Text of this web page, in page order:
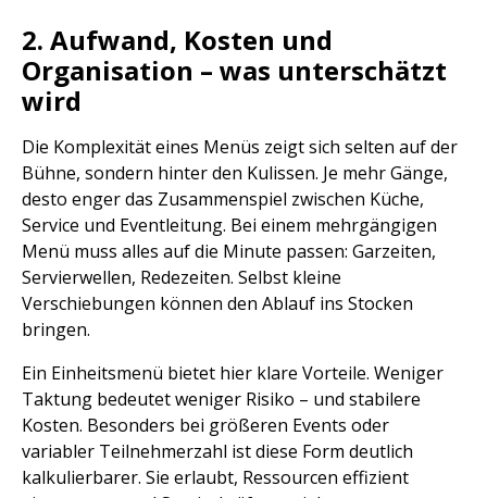
2. Aufwand, Kosten und
Organisation – was unterschätzt
wird
Die Komplexität eines Menüs zeigt sich selten auf der
Bühne, sondern hinter den Kulissen. Je mehr Gänge,
desto enger das Zusammenspiel zwischen Küche,
Service und Eventleitung. Bei einem mehrgängigen
Menü muss alles auf die Minute passen: Garzeiten,
Servierwellen, Redezeiten. Selbst kleine
Verschiebungen können den Ablauf ins Stocken
bringen.
Ein Einheitsmenü bietet hier klare Vorteile. Weniger
Taktung bedeutet weniger Risiko – und stabilere
Kosten. Besonders bei größeren Events oder
variabler Teilnehmerzahl ist diese Form deutlich
kalkulierbarer. Sie erlaubt, Ressourcen effizient